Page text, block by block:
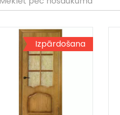
Izpārdošana